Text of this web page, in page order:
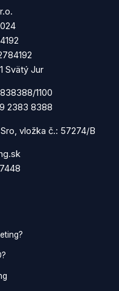
Svätý Jur
1100
2383 8388
vložka č.: 57274/B